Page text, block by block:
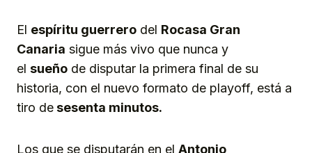
El espíritu guerrero del Rocasa Gran
Canaria sigue más vivo que nunca y
el sueño de disputar la primera final de su
historia, con el nuevo formato de playoff, está a
tiro desesenta minutos.
Los que se disputarán en el Antonio